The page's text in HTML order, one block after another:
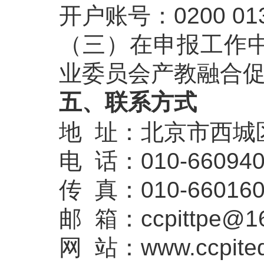
开户账号：0200
（三）在申报工
业委员会产教融合
五、联系方式
地 址：北京市西城
电 话：010-
传 真：010-
邮 箱：
网 站：